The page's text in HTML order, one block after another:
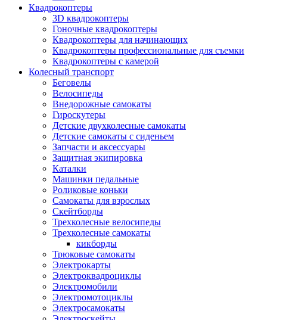
Квадрокоптеры
3D квадрокоптеры
Гоночные квадрокоптеры
Квадрокоптеры для начинающих
Квадрокоптеры профессиональные для съемки
Квадрокоптеры с камерой
Колесный транспорт
Беговелы
Велосипеды
Внедорожные самокаты
Гироскутеры
Детские двухколесные самокаты
Детские самокаты с сиденьем
Запчасти и аксессуары
Защитная экипировка
Каталки
Машинки педальные
Роликовые коньки
Самокаты для взрослых
Скейтборды
Трехколесные велосипеды
Трехколесные самокаты
кикборды
Трюковые самокаты
Электрокарты
Электроквадроциклы
Электромобили
Электромотоциклы
Электросамокаты